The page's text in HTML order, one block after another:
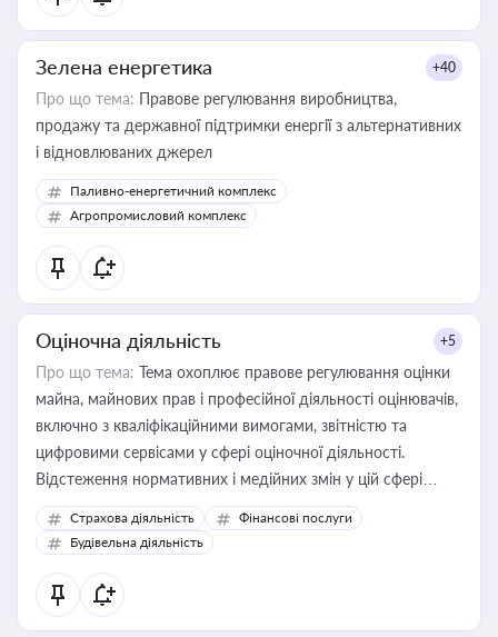
Зелена енергетика +40
Про що тема: Правове регулювання виробництва,
продажу та державної підтримки енергії з альтернативних
і відновлюваних джерел
Паливно-енергетичний комплекс
Агропромисловий комплекс
Оціночна діяльність +5
Про що тема: Тема охоплює правове регулювання оцінки
майна, майнових прав і професійної діяльності оцінювачів,
включно з кваліфікаційними вимогами, звітністю та
цифровими сервісами у сфері оціночної діяльності.
Відстеження нормативних і медійних змін у цій сфері
корисне для власника бізнесу, керівника, юриста або
бухгалтера під час оподаткування, приватизації, оренди
державного майна, корпоративних угод і перевірки
статусу суб'єктів оціночної діяльності
Страхова діяльність
Фінансові послуги
Будівельна діяльність